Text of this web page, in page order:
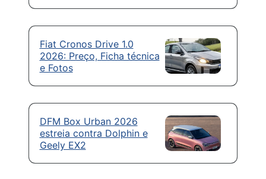
Fiat Cronos Drive 1.0
2026: Preço, Ficha técnica
e Fotos
DFM Box Urban 2026
estreia contra Dolphin e
Geely EX2